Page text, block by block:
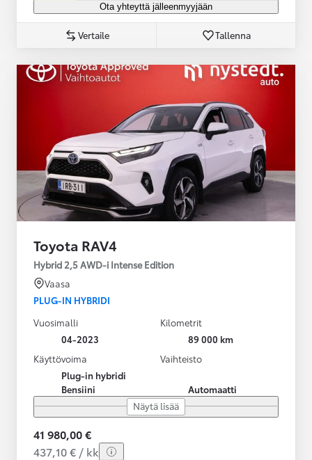
Ota yhteyttä jälleenmyyjään
Vertaile Tallenna
Toyota RAV4
Hybrid 2,5 AWD-i Intense Edition
Vaasa
PLUG-IN HYBRIDI
Vuosimalli
04-2023
Kilometrit
89 000 km
Käyttövoima
Plug-in hybridi
Bensiini
Vaihteisto
Automaatti
Näytä lisää
41 980,00 €
437,10 € / kk